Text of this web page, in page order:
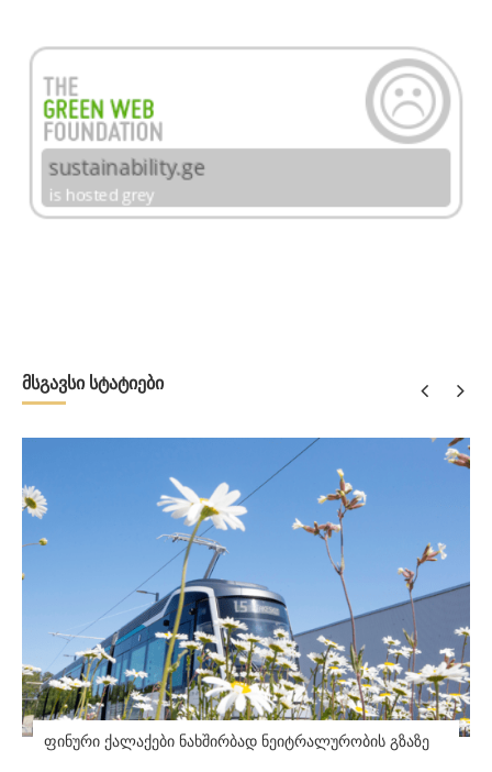
მსგავსი სტატიები
ფინური ქალაქები ნახშირბად ნეიტრალურობის გზაზე